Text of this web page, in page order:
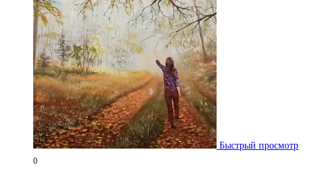
Быстрый просмотр
0